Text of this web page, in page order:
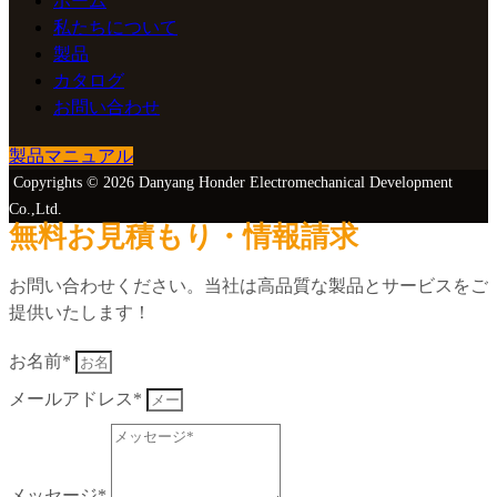
私たちについて
製品
カタログ
お問い合わせ
製品マニュアル
Copyrights © 2026 Danyang Honder Electromechanical Development
Co.,Ltd.
無料お見積もり・情報請求
お問い合わせください。当社は高品質な製品とサービスをご
提供いたします！
お名前*
メールアドレス*